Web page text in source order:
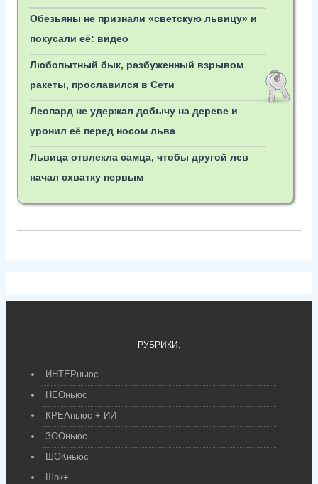
Обезьяны не признали «светскую львицу» и
покусали её: видео
Любопытный бык, разбуженный взрывом
ракеты, прославился в Сети
Леопард не удержал добычу на дереве и
уронил её перед носом льва
Львица отвлекла самца, чтобы другой лев
начал схватку первым
РУБРИКИ:
ИНТЕРньюс
НЕОньюс
КРЕАньюс + ИИ
ЗООньюс
ШОКньюс
Шок+